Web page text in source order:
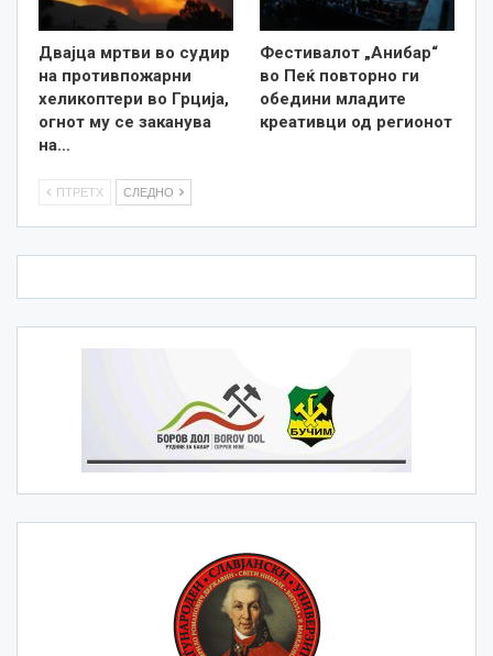
Двајца мртви во судир
на противпожарни
хеликоптери во Грција,
огнот му се заканува
на…
Фестивалот „Анибар“
во Пеќ повторно ги
обедини младите
креативци од регионот
ПТРЕТХ СЛЕДНО